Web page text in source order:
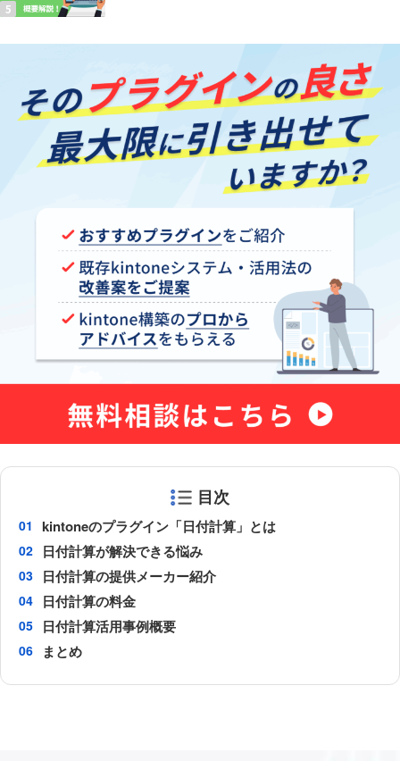
目次
kintoneのプラグイン「日付計算」とは
日付計算が解決できる悩み
日付計算の提供メーカー紹介
日付計算の料金
日付計算活用事例概要
まとめ